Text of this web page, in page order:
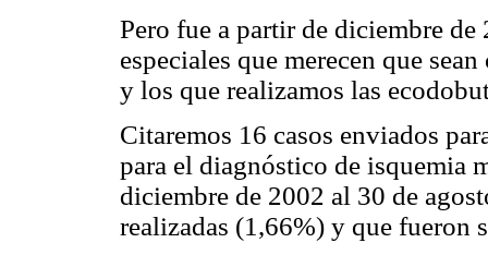
Pero fue a partir de diciembre
especiales que merecen que
y los que realizamos las
Citaremos 16 casos enviados
para el diagnóstico de isquemia
diciembre de 2002 al 30 de
realizadas (1,66%) y que fueron